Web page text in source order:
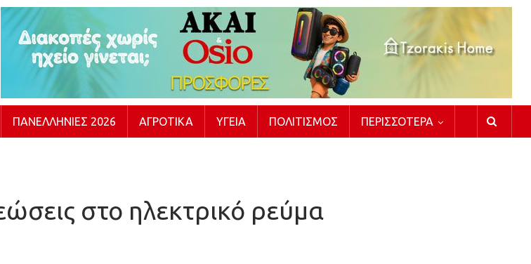
ΠΑΝΕΛΛΉΝΙΕΣ 2026 ΑΓΡΟΤΙΚΆ ΥΓΕΊΑ ΠΟΛΙΤΙΣΜΌΣ ΠΕΡΙΣΣΌΤΕΡΑ
στο ηλεκτρικό ρεύμα